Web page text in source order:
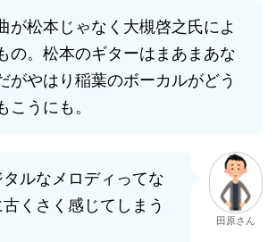
が松本じゃなく大槻啓之氏によ
の。松本のギターはまあまあな
がやはり稲葉のボーカルがどう
こうにも。
ルなメロディってな
くさく感じてしまう
田原さん